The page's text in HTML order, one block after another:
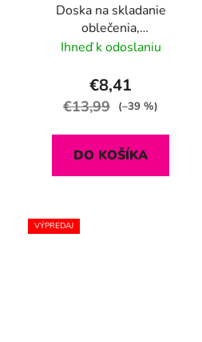
Doska na skladanie
oblečenia,
rýchloskladanie
Ihneď k odoslaniu
€8,41
€13,99 (–39 %)
DO KOŠÍKA
VÝPREDAJ